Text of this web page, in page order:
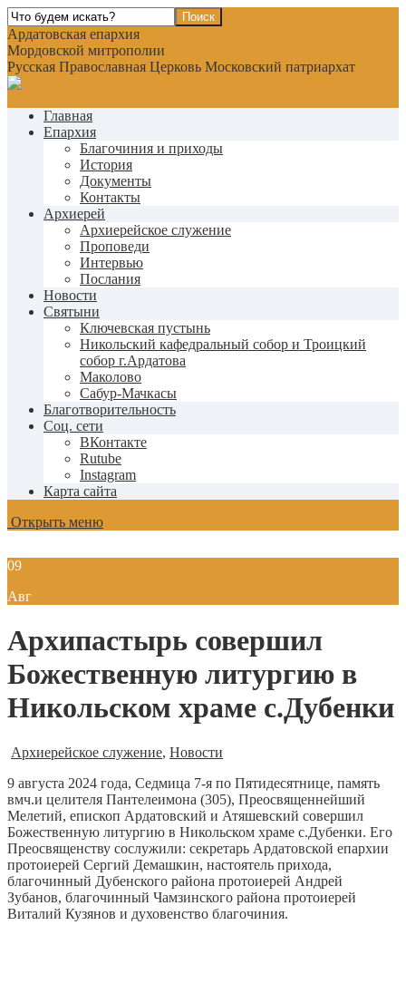
Ардатовская епархия
Мордовской митрополии
Русская Православная Церковь Московский патриархат
Главная
Епархия
Благочиния и приходы
История
Документы
Контакты
Архиерей
Архиерейское служение
Проповеди
Интервью
Послания
Новости
Святыни
Ключевская пустынь
Никольский кафедральный собор и Троицкий
собор г.Ардатова
Маколово
Сабур-Мачкасы
Благотворительность
Соц. сети
ВКонтакте
Rutube
Instagram
Карта сайта
Открыть меню
09
Авг
Архипастырь совершил
Божественную литургию в
Никольском храме с.Дубенки
Архиерейское служение, Новости
9 августа 2024 года, Седмица 7-я по Пятидесятнице, память
вмч.и целителя Пантелеимона (305), Преосвященнейший
Мелетий, епископ Ардатовский и Атяшевский совершил
Божественную литургию в Никольском храме с.Дубенки. Его
Преосвященству сослужили: секретарь Ардатовской епархии
протоиерей Сергий Демашкин, настоятель прихода,
благочинный Дубенского района протоиерей Андрей
Зубанов, благочинный Чамзинского района протоиерей
Виталий Кузянов и духовенство благочиния.